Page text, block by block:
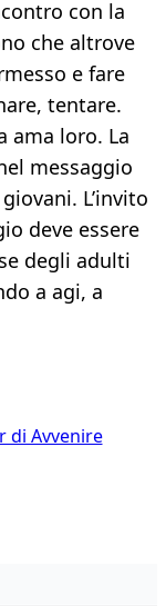
con la
che altrove
e fare
tentare.
ama loro. La
messaggio
L’invito
deve essere
degli adulti
a agi, a
di Avvenire